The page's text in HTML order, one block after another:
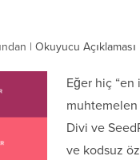
| Okuyucu Açıklaması
Eğer hiç “en
muhtemelen
Divi ve
ve kodsuz